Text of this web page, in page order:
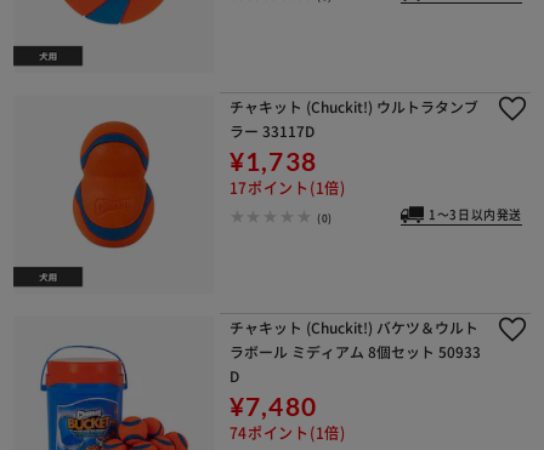
チャキット (Chuckit!) ウルトラタンブ
ラー 33117D
¥1,738
17ポイント(1倍)
(0) 1～3日以内発送
チャキット (Chuckit!) バケツ＆ウルト
ラボール ミディアム 8個セット 50933
D
¥7,480
74ポイント(1倍)